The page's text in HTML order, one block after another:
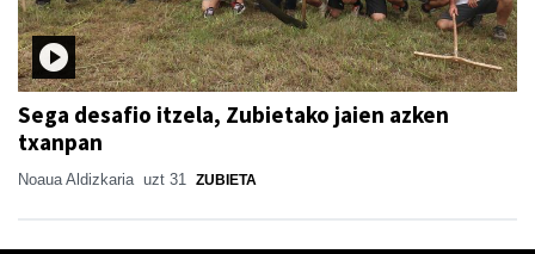
Sega desafio itzela, Zubietako jaien azken
txanpan
Noaua Aldizkaria uzt 31 ZUBIETA